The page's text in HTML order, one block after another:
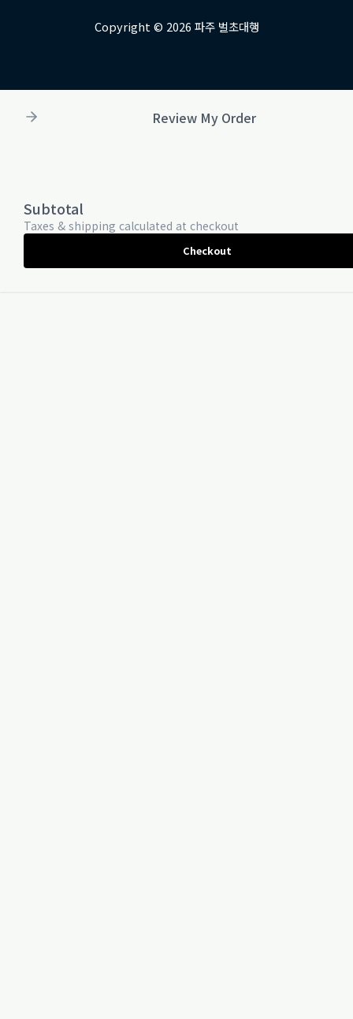
Copyright © 2026 파주 벌초대행
Review My Order
Subtotal
Taxes & shipping calculated at checkout
Checkout